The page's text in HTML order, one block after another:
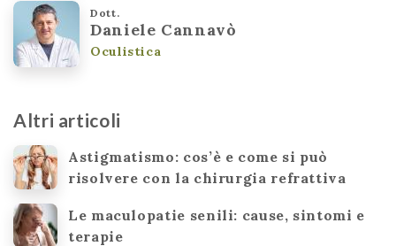
Dott.
Daniele Cannavò
Oculistica
Altri articoli
Astigmatismo: cos’è e come si può
risolvere con la chirurgia refrattiva
Le maculopatie senili: cause, sintomi e
terapie